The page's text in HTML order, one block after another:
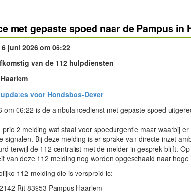
met gepaste spoed naar de Pampus in
juni 2026 om 06:22
van de 112 hulpdiensten
voor Hondsbos-Dever
om 06:22 is de ambulancedienst met gepaste spoed
prio 2 melding wat staat voor spoedurgentie maar waarbij
signalen. Bij deze melding is er sprake van directe inzet
terwijl de 112 centralist met de melder in gesprek blijft.
van deze 112 melding nog worden opgeschaald naar hoge
112-melding die is verspreid is:
Rit 83953 Pampus Haarlem